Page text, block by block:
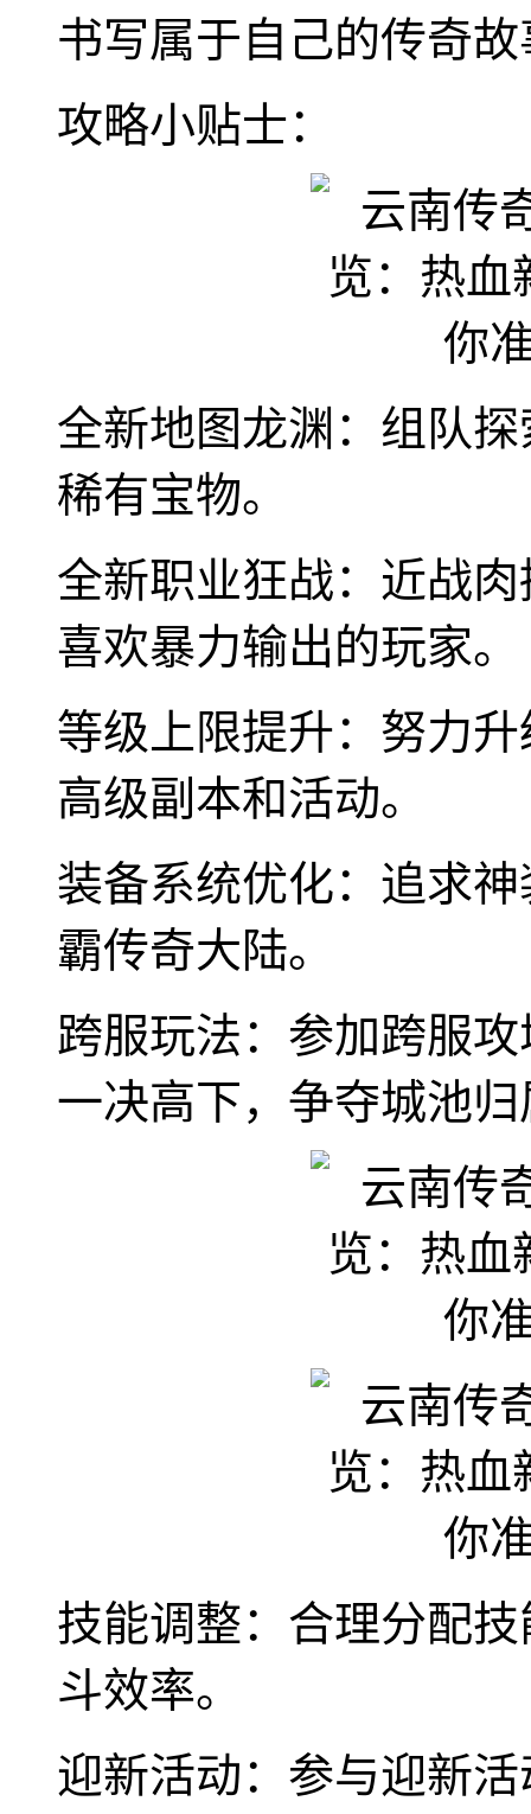
书写属于自己的传奇
攻略小贴士：
全新地图龙渊：组队
稀有宝物。
全新职业狂战：近战
喜欢暴力输出的玩家。
等级上限提升：努力
高级副本和活动。
装备系统优化：追求
霸传奇大陆。
跨服玩法：参加跨服
一决高下，争夺城池归
技能调整：合理分配
斗效率。
迎新活动：参与迎新